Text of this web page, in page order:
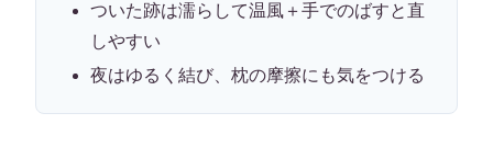
ついた跡は濡らして温風＋手でのばすと直
しやすい
夜はゆるく結び、枕の摩擦にも気をつける